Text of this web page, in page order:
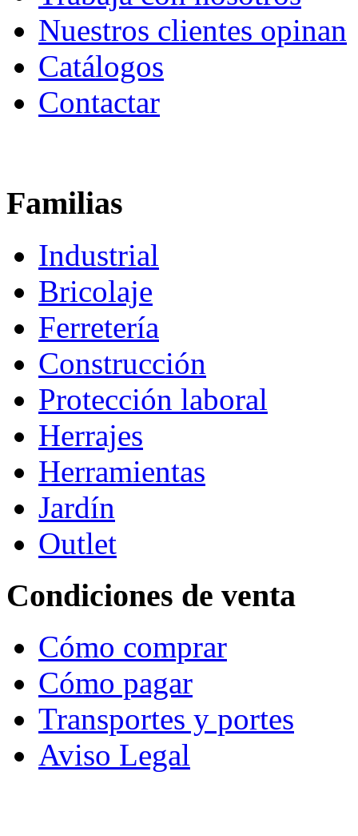
Nuestros clientes opinan
Catálogos
Contactar
Familias
Industrial
Bricolaje
Ferretería
Construcción
Protección laboral
Herrajes
Herramientas
Jardín
Outlet
Condiciones de venta
Cómo comprar
Cómo pagar
Transportes y portes
Aviso Legal